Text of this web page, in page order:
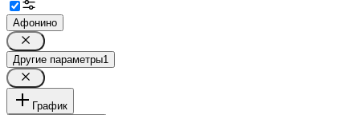
Афонино
Другие параметры1
График